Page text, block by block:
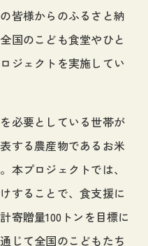
皆様からのふるさと納
国のこども食堂やひと
ジェクトを実施してい
必要としている世帯が
する農産物であるお米
本プロジェクトでは、
することで、食支援に
寄贈量100トンを目標に
じて全国のこどもたち